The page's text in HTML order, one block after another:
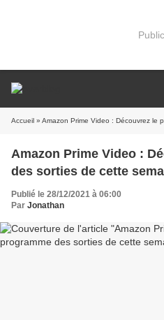
Accueil » Amazon Prime Video : Découvrez le
Amazon Prime Video :
des sorties de cette
Publié le 28/12/2021 à 06:00
Par Jonathan